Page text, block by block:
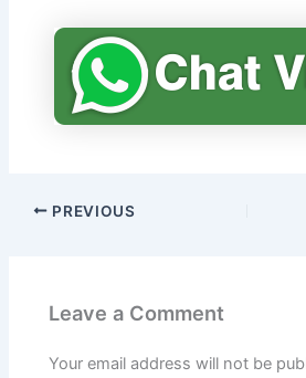
PREVIOUS
Leave a Comment
Your email address will not be